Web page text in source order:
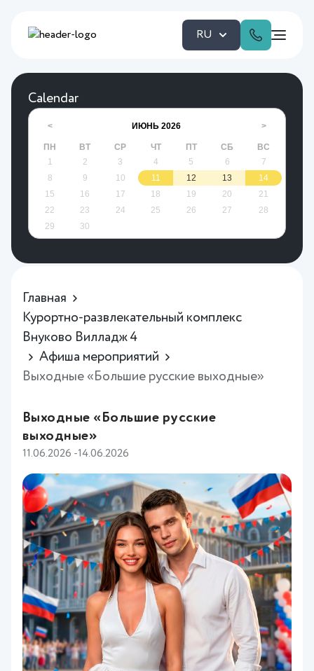
RU
Calendar
< ИЮНЬ 2026 >
ПН ВТ СР ЧТ ПТ СБ
ВС
1
2 3 4 5 6
7
8
9 10 11 12 13
14
15
16 17 18 19 20
21
22
23 24 25 26 27
28
29
30
Главная
Курортно-развлекательный комплекс
Внуково Вилладж 4
Афиша мероприятий
Выходные «Большие русские выходные»
Выходные «Большие русские
выходные»
11.06.2026 -14.06.2026